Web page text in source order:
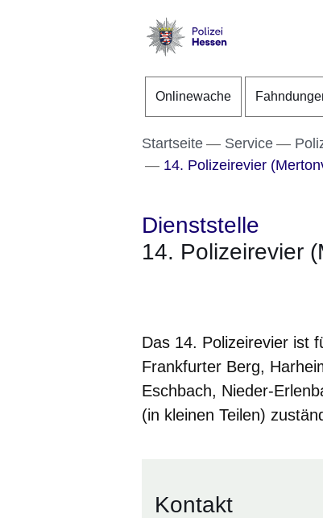
Direkt zum Kopf
Direkt zum Inhalt
Direkt zum Fuß
Hessen
Onlinewache
Startseite Service
14. Polizeirevier
Dienststelle
14. Polizeirevier
Das 14. Polizeirevier ist
Frankfurter Berg,
Eschbach, Nieder-
(in kleinen Teilen)
Kontakt